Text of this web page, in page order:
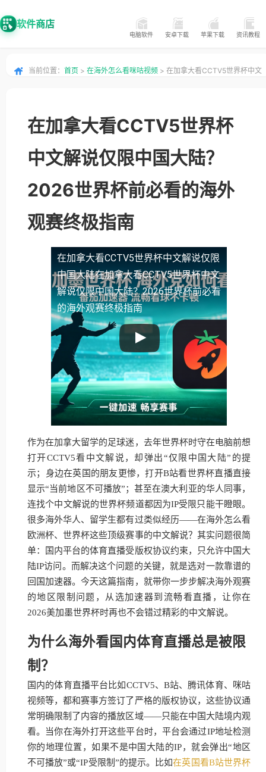
软件商店
电脑软件 安卓下载 苹果下载 资讯教程
当前位置： 首页 > 在海外怎么看咪咕视频 > 在加拿大看CCTV5世界杯中文
在加拿大看CCTV5世界杯
中文解说仅限中国大陆？
2026世界杯前必看的海外
观赛终极指南
在加拿大看CCTV5世界杯中文解说仅限
中国大陆在加拿大看CCTV5世界杯中文
解说仅限中国大陆？2026世界杯前必看
的海外观赛终极指南
作为在加拿大留学的足球迷，去年世界杯时守在电脑前想
打开CCTV5看中文解说，却弹出“仅限中国大陆”的提
示；身边在英国的朋友更惨，打开B站看世界杯直播直接
显示“当前地区不可播放”；甚至在澳大利亚的华人同事，
连找个中文解说的世界杯频道都因为IP受限只能干瞪眼。
很多海外华人、留学生都有过类似经历——在海外怎么看
欧洲杯、世界杯这些顶级赛事的中文解说？其实问题很简
单：国内平台的体育直播受版权协议约束，只允许中国大
陆IP访问。而解决这个问题的关键，就是选对一款靠谱的
回国加速器。今天这篇指南，就带你一步步解决海外观赛
的地区限制问题，从选加速器到流畅看直播，让你在
2026美加墨世界杯时再也不会错过精彩的中文解说。
为什么海外看国内体育直播总是被限
制？
国内的体育直播平台比如CCTV5、B站、腾讯体育、咪咕
视频等，都和赛事方签订了严格的版权协议，这些协议通
常明确限制了内容的播放区域——只能在中国大陆境内观
看。当你在海外打开这些平台时，平台会通过IP地址检测
你的地理位置，如果不是中国大陆的IP，就会弹出“地区
不可播放”或“IP受限制”的提示。比如在英国看B站世界杯